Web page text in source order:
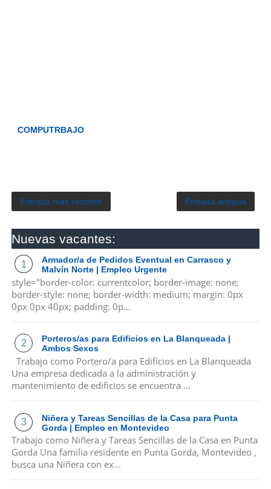
COMPUTRBAJO
Entrada más reciente Entrada antigua
Nuevas vacantes:
Armador/a de Pedidos Eventual en Carrasco y
Malvín Norte | Empleo Urgente
style="border-color: currentcolor; border-image: none;
border-style: none; border-width: medium; margin: 0px
0px 0px 40px; padding: 0p...
Porteros/as para Edificios en La Blanqueada |
Ambos Sexos
Trabajo como Portero/a para Edificios en La Blanqueada
Una empresa dedicada a la administración y
mantenimiento de edificios se encuentra ...
Niñera y Tareas Sencillas de la Casa para Punta
Gorda | Empleo en Montevideo
Trabajo como Niñera y Tareas Sencillas de la Casa en Punta
Gorda Una familia residente en Punta Gorda, Montevideo ,
busca una Niñera con ex...